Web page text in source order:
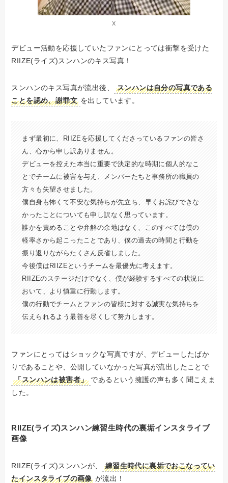
X
デビュー活動を応援していたファンにとっては衝撃を受けた
RIIZE(ライズ)スンハンのキス写真！
スンハンのキス写真が流出後、
スンハンは自分の写真である
ことを認め、謝罪文 を出しています。
まず最初に、RIIZEを応援してくださっているファンの皆さ
ん、心から申し訳ありません。
デビューを控えた本当に重要で決定的な時期に個人的なこ
とでチームに被害を与え、メンバーたちと事務所の職員の
方々も失望させました。
僕自身も怖くて不安な気持ちが先立ち、早くお詫びできな
かったことについても申し訳なく思っています。
誰かを責めることや弁解の余地はなく、このすべては僕の
軽率さから起こったことであり、僕の過去の時間と行動を
振り返りながらたくさん反省しました。
今後僕はRIIZEというチームを最優先に考えます。
RIIZEのステージだけでなく、僕が経験するすべての状況に
おいて、より慎重に行動します。
僕の行動でチームとファンの皆様に対する誠実な気持ちを
伝えられるよう最善を尽くして努力します。
ファンにとってはショックな写真ですが、デビューしたばか
りであることや、公開していなかった写真が流出したことで
「スンハンは被害者」 であるという擁護の声も多く聞こえま
した。
RIIZE(ライズ)スンハン練習生時代の裏垢インスタライブ
画像
RIIZE(ライズ)スンハンが、
練習生時代に裏垢でおこなってい
たインスタライブの画像 が流出！